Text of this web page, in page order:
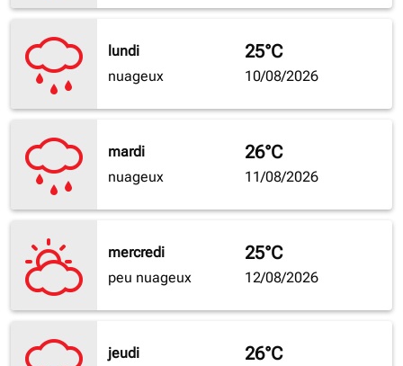
lundi
nuageux
25°C
10/08/2026
mardi
nuageux
26°C
11/08/2026
mercredi
peu nuageux
25°C
12/08/2026
jeudi
26°C